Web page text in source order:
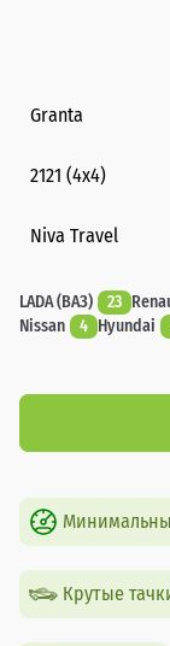
Granta
2121 (4x4)
Niva Travel
LADA (ВАЗ) 23
Nissan
4 Hyundai
Крутые